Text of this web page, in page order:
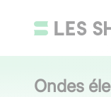
Ondes